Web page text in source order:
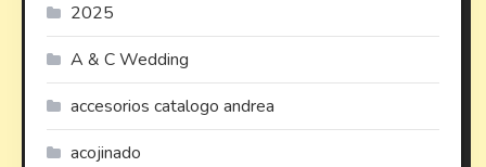
2025
A & C Wedding
accesorios catalogo andrea
acojinado